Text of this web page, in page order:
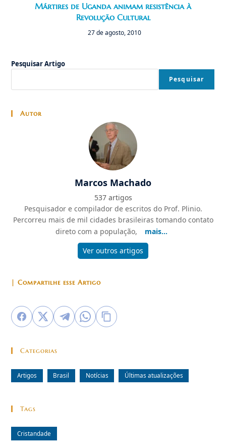
Mártires de Uganda animam resistência à
Revolução Cultural
27 de agosto, 2010
Pesquisar Artigo
Pesquisar
Autor
Marcos Machado
537 artigos
Pesquisador e compilador de escritos do Prof. Plinio.
Percorreu mais de mil cidades brasileiras tomando contato
direto com a população,
mais...
Ver outros artigos
| Compartilhe esse Artigo
Categorias
Artigos Brasil Notícias Últimas atualizações
Tags
Cristandade